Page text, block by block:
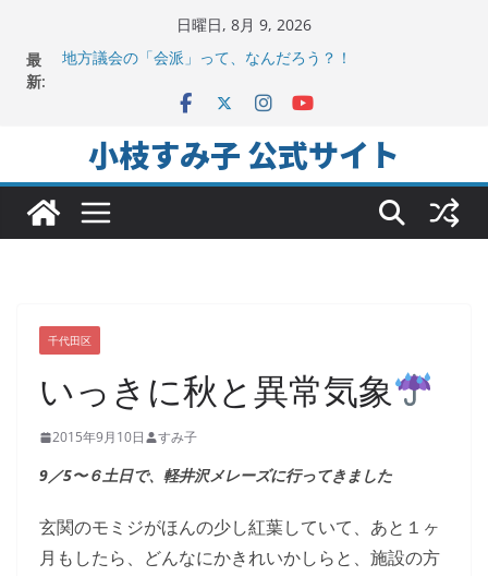
日曜日, 8月 9, 2026
最
新:
地方議会の「会派」って、なんだろう？！
ちよだの声ニュース No,9発信しました！
会」に参加
ヒートアイランド緩和のキーワードは「水と緑と風」
小枝すみ子 公式サイト
千代田区
いっきに秋と異常気象
2015年9月10日 すみ子
9／5〜６土日で、軽井沢メレーズに行ってきました
玄関のモミジがほんの少し紅葉していて、あと１ヶ
月もしたら、どんなにかきれいかしらと、施設の方